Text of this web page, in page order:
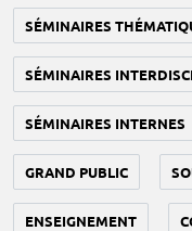
SÉMINAIRES
SÉMINAIRES
SÉMINAIRES INTERNES
GRAND PUBLIC
ENSEIGNEMENT